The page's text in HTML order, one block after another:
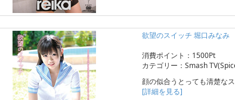
欲望のスイッチ 堀口みなみ
消費ポイント：1500Pt
カテゴリー：Smash
顔の似合うとっても清楚な
[詳細を見る]